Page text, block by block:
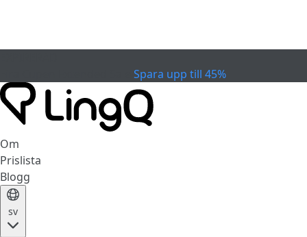
Spara upp till 45%
Om
Prislista
Blogg
sv